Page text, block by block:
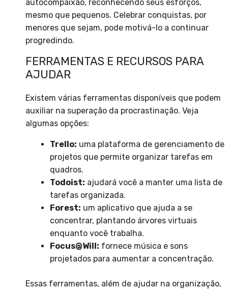
autocompaixão, reconhecendo seus esforços,
mesmo que pequenos. Celebrar conquistas, por
menores que sejam, pode motivá-lo a continuar
progredindo.
FERRAMENTAS E RECURSOS PARA
AJUDAR
Existem várias ferramentas disponíveis que podem
auxiliar na superação da procrastinação. Veja
algumas opções:
Trello: uma plataforma de gerenciamento de
projetos que permite organizar tarefas em
quadros.
Todoist: ajudará você a manter uma lista de
tarefas organizada.
Forest: um aplicativo que ajuda a se
concentrar, plantando árvores virtuais
enquanto você trabalha.
Focus@Will: fornece música e sons
projetados para aumentar a concentração.
Essas ferramentas, além de ajudar na organização,